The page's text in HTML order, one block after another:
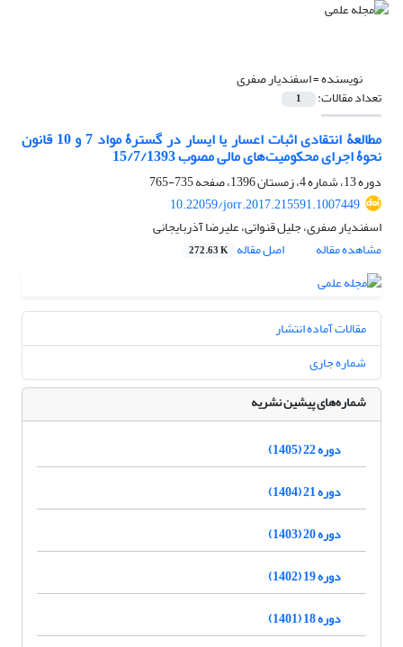
نویسنده =اسفندیار صفری
تعداد مقالات: 1
مطالعۀ انتقادی اثبات اعسار یا ایسار در گسترۀ مواد 7 و 10 قانون
نحوۀ اجرای محکومیت‌های مالی مصوب 15/7/1393
دوره 13، شماره 4، زمستان 1396، صفحه
735-765
10.22059/jorr.2017.215591.1007449
اسفندیار صفری، جلیل قنواتی، علیرضا آذربایجانی
مشاهده مقاله
اصل مقاله 272.63 K
مقالات آماده انتشار
شماره جاری
شماره‌های پیشین نشریه
دوره 22 (1405)
دوره 21 (1404)
دوره 20 (1403)
دوره 19 (1402)
دوره 18 (1401)